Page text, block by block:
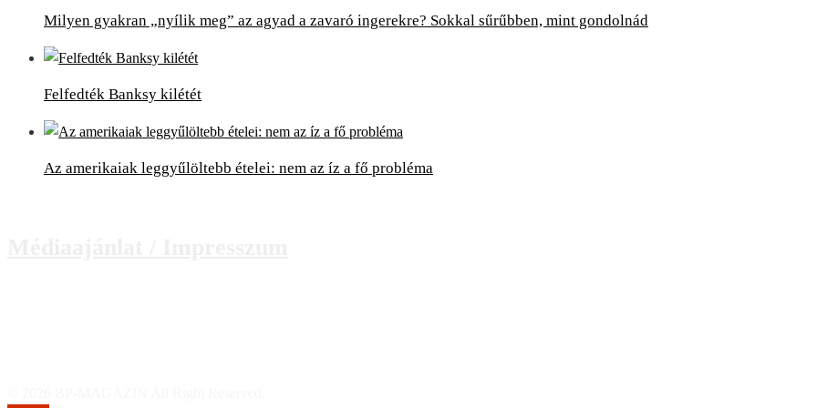
Milyen gyakran „nyílik meg” az agyad a zavaró ingerekre? Sokkal sűrűbben, mint gondolnád
Felfedték Banksy kilétét
Az amerikaiak leggyűlöltebb ételei: nem az íz a fő probléma